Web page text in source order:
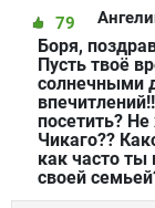
79
Боря,
Пусть твоё
солнечными
посетить?
Чикаго??
как часто ты
своей